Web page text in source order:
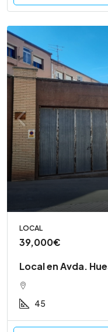
LOCAL
39,000€
Local en Avda.
45